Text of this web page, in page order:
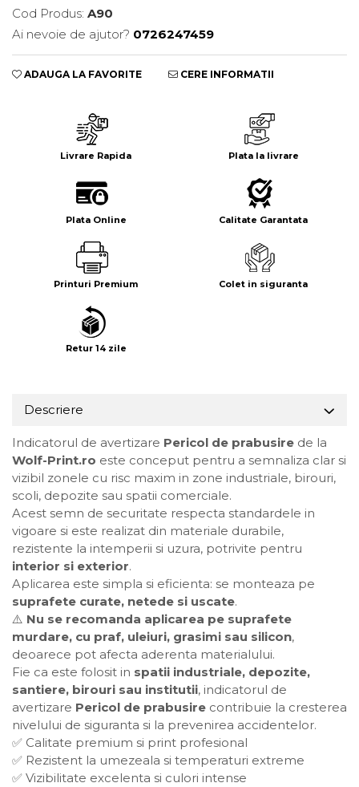
Cod Produs: A90
Ai nevoie de ajutor? 0726247459
ADAUGA LA FAVORITE CERE INFORMATII
Livrare Rapida Plata la livrare
Plata Online Calitate Garantata
Printuri Premium Colet in siguranta
Retur 14 zile
Descriere
Indicatorul de avertizare Pericol de prabusire de la
Wolf-Print.ro este conceput pentru a semnaliza clar si
vizibil zonele cu risc maxim in zone industriale, birouri,
scoli, depozite sau spatii comerciale.
Acest semn de securitate respecta standardele in
vigoare si este realizat din materiale durabile,
rezistente la intemperii si uzura, potrivite pentru
interior si exterior.
Aplicarea este simpla si eficienta: se monteaza pe
suprafete curate, netede si uscate.
⚠️ Nu se recomanda aplicarea pe suprafete
murdare, cu praf, uleiuri, grasimi sau silicon,
deoarece pot afecta aderenta materialului.
Fie ca este folosit in spatii industriale, depozite,
santiere, birouri sau institutii, indicatorul de
avertizare Pericol de prabusire contribuie la cresterea
nivelului de siguranta si la prevenirea accidentelor.
✅ Calitate premium si print profesional
✅ Rezistent la umezeala si temperaturi extreme
✅ Vizibilitate excelenta si culori intense